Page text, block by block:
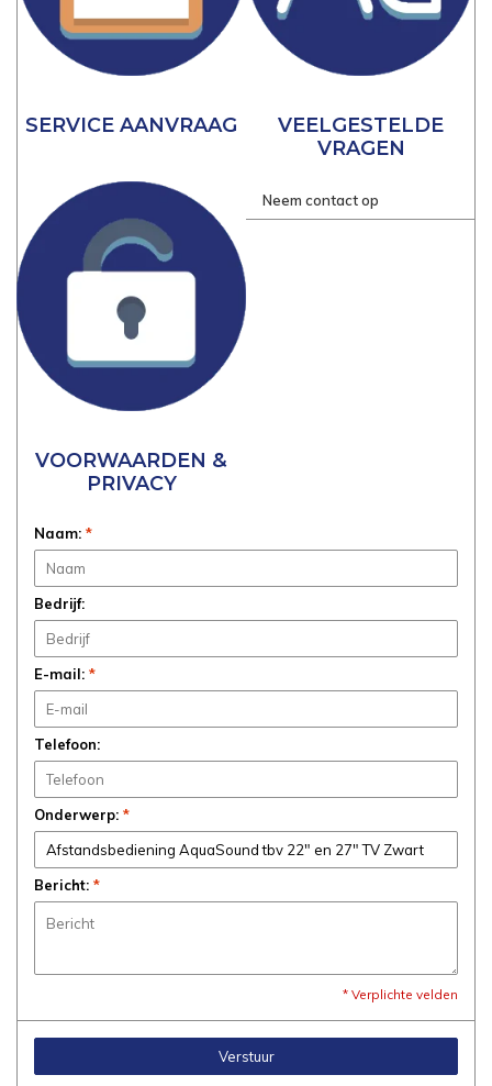
SERVICE AANVRAAG
VEELGESTELDE
VRAGEN
VOORWAARDEN &
PRIVACY
Neem contact op
Naam: *
Bedrijf:
E-mail: *
Telefoon:
Onderwerp: *
Bericht: *
* Verplichte velden
Verstuur